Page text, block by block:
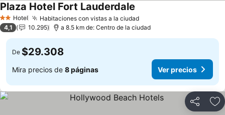
2 Estrellas
Hotel Habitaciones con vistas a la ciudad
Plaza Hotel Fort Lauderdale
4,1 10.295 a 8.5 km de: Centro de la ciudad
De $29.308
Mira precios de 8 páginas Ver precios
Compartir